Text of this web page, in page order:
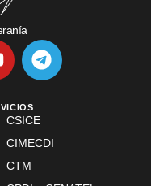
CSICE
CIMECDI
CTM